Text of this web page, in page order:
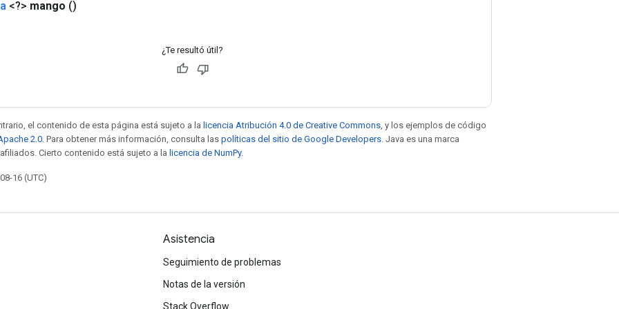
<?> mango ()
¿Te resultó útil?
el contenido de esta página está sujeto a la licencia Atribución 4.0 de Creative Commons , y los ejemplos de código
2.0 . Para obtener más información, consulta las políticas del sitio de Google Developers . Java es una marca
Cierto contenido está sujeto a la licencia de NumPy.
16 (UTC)
Asistencia
Seguimiento de problemas
Notas de la versión
Stack Overflow